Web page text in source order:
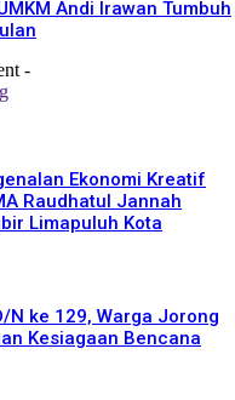
Andi Irawan Tumbuh
-
Ekonomi Kreatif
Raudhatul Jannah
Limapuluh Kota
N ke 129, Warga Jorong
Kesiagaan Bencana